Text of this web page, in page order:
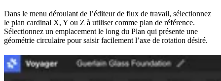
Dans le menu déroulant de l’éditeur de flux de travail, sélectionnez
le plan cardinal X, Y ou Z à utiliser comme plan de référence.
Sélectionnez un emplacement le long du Plan qui présente une
géométrie circulaire pour saisir facilement l’axe de rotation désiré.